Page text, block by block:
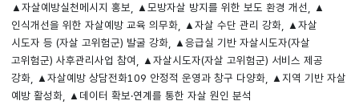
▲자살예방실천메시지 홍보, ▲모방자살 방지를 위한 보도 환경 개선, ▲
인식개선을 위한 자살예방 교육 의무화, ▲자살 수단 관리 강화, ▲자살
시도자 등 (자살 고위험군) 발굴 강화, ▲응급실 기반 자살시도자(자살
고위험군) 사후관리사업 참여, ▲자살시도자(자살 고위험군) 서비스 제공
강화, ▲자살예방 상담전화109 안정적 운영과 창구 다양화, ▲지역 기반 자살
예방 활성화, ▲데이터 확보·연계를 통한 자살 원인 분석